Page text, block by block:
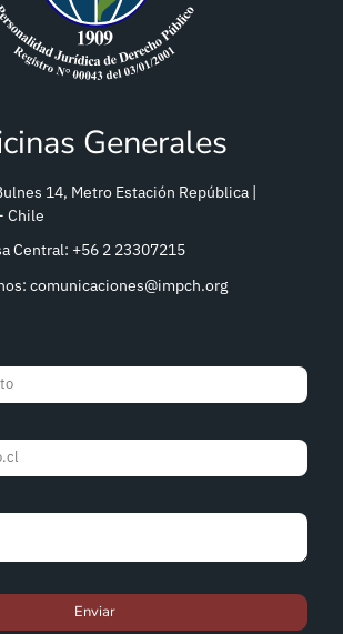
Generales
14, Metro Estación República |
Chile
Central: +56 2 23307215
comunicaciones@impch.org
Enviar